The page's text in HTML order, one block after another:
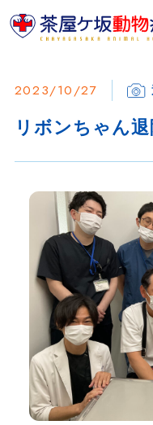
2023/10/27
リボンちゃん